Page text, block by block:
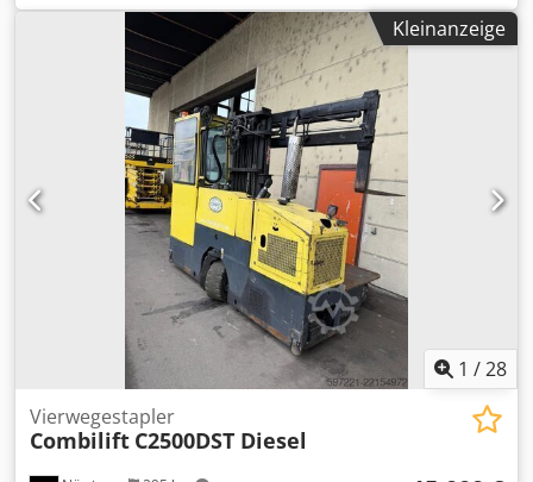
Lastschwerpunkt:600 mm, Kraftstofftyp:elektrisch,
Triplex, Bauhöhe:2.700 mm, Batteriespannung:
, Gabellänge:1.150 mm , Vorderreifengröße:
Hinterreifengröße:, Gesamtgewicht: 4.203 kg, 5061469
Seriennummer: 91119331 Crsdpfxoyg S T Uj Amkof
Batteriedaten: 48 V, 4 PzS, 620 Ah, Baujahr: 2017
Kleinanzeige
1 /28
Vierwegestapler
Combilift C2500DST Diesel